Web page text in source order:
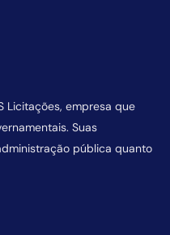
Licitações, empresa que
Suas
pública quanto